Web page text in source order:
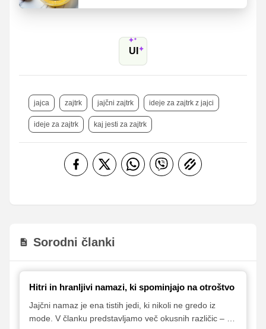
UI
jajca zajtrk jajčni zajtrk ideje za zajtrk z jajci
ideje za zajtrk kaj jesti za zajtrk
Sorodni članki
Hitri in hranljivi namazi, ki spominjajo na otroštvo
Jajčni namaz je ena tistih jedi, ki nikoli ne gredo iz
mode. V članku predstavljamo več okusnih različic – od